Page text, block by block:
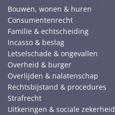
Bouwen, wonen & huren
Consumentenrecht
Familie & echtscheiding
Incasso & beslag
Letselschade & ongevallen
Overheid & burger
Overlijden & nalatenschap
Rechtsbijstand & procedures
Strafrecht
Uitkeringen & sociale zekerheid